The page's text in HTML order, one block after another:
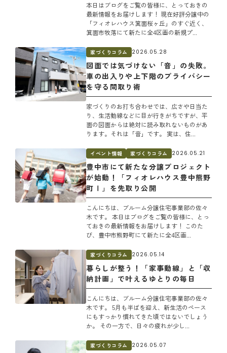
本日はブログをご覧の皆様に、とっておきの
最新情報をお届けします！ 現在好評分譲中の
「フィオレハウス箕面桜ヶ丘」のすぐ近く、
箕面市牧落にて新たに全4区画の新規プ...
家づくりコラム 2026.05.28
図面では気づけない「音」の失敗。
車の出入りや上下階のプライバシー
を守る間取り術
家づくりのお打ち合わせでは、広さや日当た
り、生活動線などに目が行きがちですが、平
面の図面からは絶対に読み取れないものがあ
ります。それは「音」です。 実は、住...
イベント情報 家づくりコラム 2026.05.21
豊中市にて新たな分譲プロジェクト
が始動！「フィオレハウス豊中熊野
町Ⅰ」を先取り公開
こんにちは、ブルーム分譲住宅事業部の佐々
木です。 本日はブログをご覧の皆様に、とっ
ておきの最新情報をお届けします！ このた
び、豊中市熊野町にて新たに全4区画...
家づくりコラム 2026.05.14
暮らしが整う！「家事動線」と「収
納計画」で叶えるゆとりの毎日
こんにちは、ブルーム分譲住宅事業部の佐々
木です。 5月も半ばを迎え、新生活のペース
にもすっかり慣れてきた頃ではないでしょう
か。 その一方で、日々の疲れが少し...
家づくりコラム 2026.05.07